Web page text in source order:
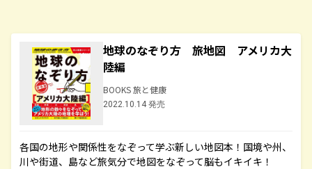
地球のなぞり方 旅地図 アメリカ大
陸編
BOOKS 旅と健康
2022.10.14 発売
各国の地形や関係性をなぞって学ぶ新しい地図本！国境や州、
川や街道、島など旅気分で地図をなぞって脳もイキイキ！